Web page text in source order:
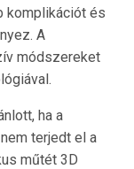
komplikációt és
A
módszereket
ha a
terjedt el a
műtét 3D